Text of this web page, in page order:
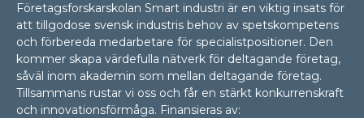
Företagsforskarskolan Smart industri är en viktig insats för
att tillgodose svensk industris behov av spetskompetens
och förbereda medarbetare för specialistpositioner. Den
kommer skapa värdefulla nätverk för deltagande företag,
såväl inom akademin som mellan delta­gan­de företag.
Tillsammans rustar vi oss och får en stärkt konkurrenskraft
och innovationsförmåga. Finansieras av: